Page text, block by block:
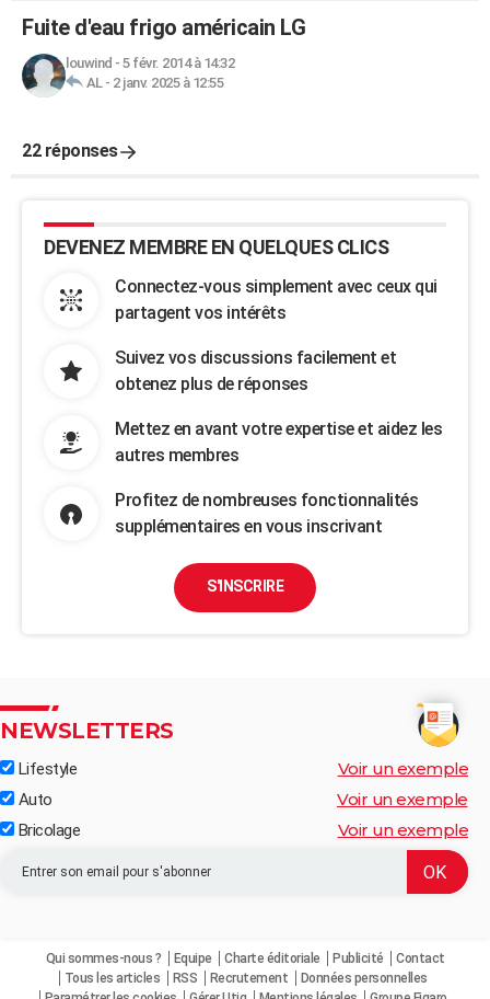
Fuite d'eau frigo américain LG
louwind - 5 févr. 2014 à 14:32
AL- 2 janv. 2025 à 12:55
22 réponses
DEVENEZ MEMBRE EN QUELQUES CLICS
Connectez-vous simplement avec ceux qui
partagent vos intérêts
Suivez vos discussions facilement et
obtenez plus de réponses
Mettez en avant votre expertise et aidez les
autres membres
Profitez de nombreuses fonctionnalités
supplémentaires en vous inscrivant
S'INSCRIRE
NEWSLETTERS
Lifestyle Voir un exemple
Auto Voir un exemple
Bricolage Voir un exemple
Qui sommes-nous ? Equipe Charte éditoriale Publicité
Contact
Tous les articles
RSS Recrutement
Données personnelles